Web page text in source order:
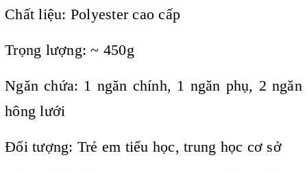
Chất liệu: Polyester cao cấp
Trọng lượng: ~ 450g
Ngăn chứa: 1 ngăn chính, 1 ngăn phụ, 2 ngăn
hông lưới
Đối tượng: Trẻ em tiểu học, trung học cơ sở